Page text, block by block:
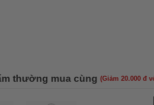
thường mua cùng (Giảm 20.000 đ